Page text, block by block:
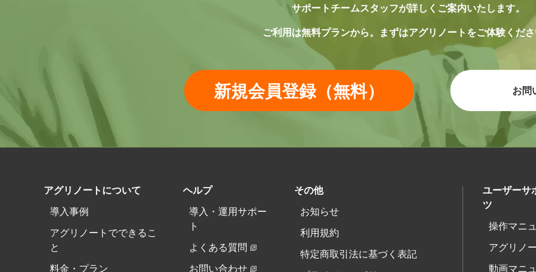
サポートチームスタッフが詳しくご案内いたします。
ご利用は無料プランから。 まずはアグリノートをご体験くださ
新規会員登録（無料） お問
アグリノートについて
導入事例
アグリノートでできるこ
と
料金・プラン
ヘルプ
導入・運用サポー
ト
よくある質問
お問い合わせ
その他
お知らせ
利用規約
特定商取引法に基づく表記
ユーザーサ
ツ
操作マニ
アグリノ
動画マニ